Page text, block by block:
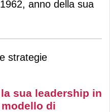
anno della sua
strategie
sua leadership in
di